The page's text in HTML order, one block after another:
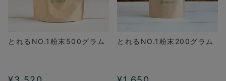
とれるNO.1粉末500グラム とれるNO.1粉末200グラム